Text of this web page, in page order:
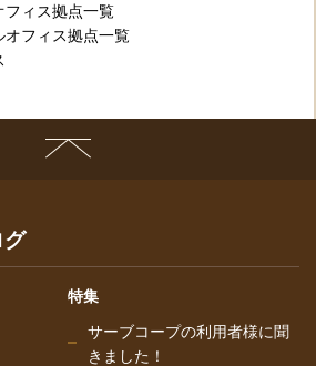
フィス拠点一覧
オフィス拠点一覧
グ
特集
サーブコープの利用者様に聞
きました！